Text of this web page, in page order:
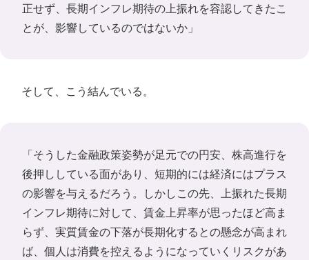
正せず、長期インフレ期待の上振れを容認してきたこ
とが、影響しているのではないか」
そして、こう結んでいる。
「そうした金融政策姿勢が足元での円安、株高進行を
後押ししている面があり、短期的には経済にはプラス
の影響を与えるだろう。しかしこの先、上振れた長期
インフレ期待に対して、賃金上昇率が思ったほど高ま
らず、実質賃金の下落が長期化するとの懸念が高まれ
ば、個人は消費を控えるようになっていくリスクがあ